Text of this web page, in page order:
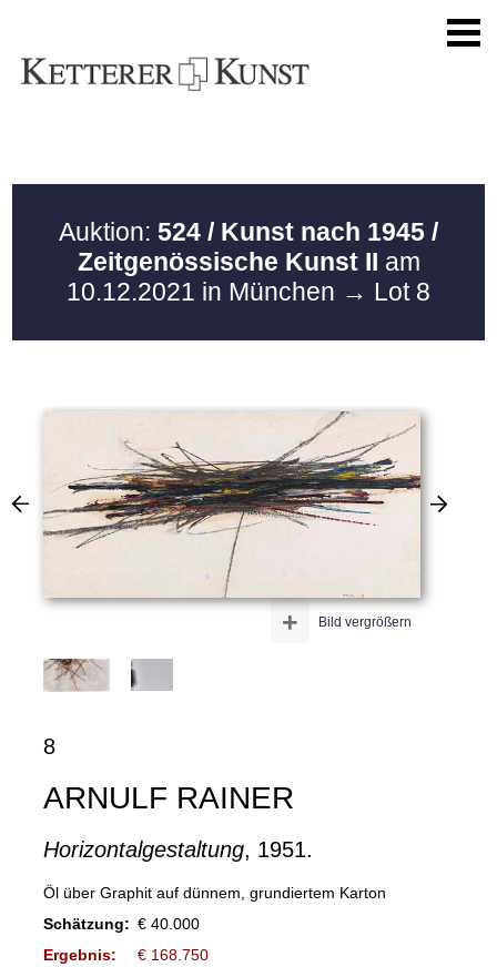
Auktion: 524 / Kunst nach 1945 /
Zeitgenössische Kunst II am
10.12.2021 in München → Lot 8
Bild vergrößern
+
8
ARNULF RAINER
Horizontalgestaltung, 1951.
Öl über Graphit auf dünnem, grundiertem Karton
Schätzung: € 40.000
Ergebnis:
€ 168.750